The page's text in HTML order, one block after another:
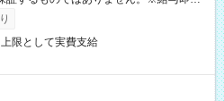
用条件有）
限として実費支給